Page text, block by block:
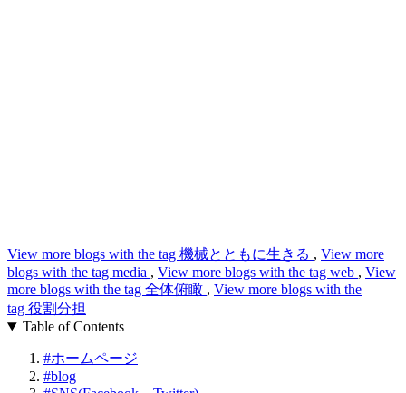
View more blogs with the tag 機械とともに生きる , View more
blogs with the tag media , View more blogs with the tag web , View
more blogs with the tag 全体俯瞰 , View more blogs with the
tag 役割分担
Table of Contents
#ホームページ
#blog